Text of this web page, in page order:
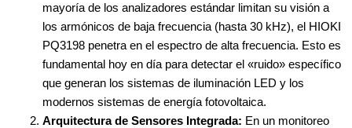
mayoría de los analizadores estándar limitan su visión a
los armónicos de baja frecuencia (hasta 30 kHz), el HIOKI
PQ3198 penetra en el espectro de alta frecuencia. Esto es
fundamental hoy en día para detectar el «ruido» específico
que generan los sistemas de iluminación LED y los
modernos sistemas de energía fotovoltaica.
Arquitectura de Sensores Integrada: En un monitoreo